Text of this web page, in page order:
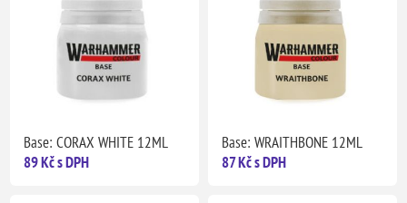
Base: CORAX WHITE 12ML
89 Kč s DPH
Base: WRAITHBONE 12ML
87 Kč s DPH